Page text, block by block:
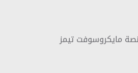
مايكروسوفت تيمز